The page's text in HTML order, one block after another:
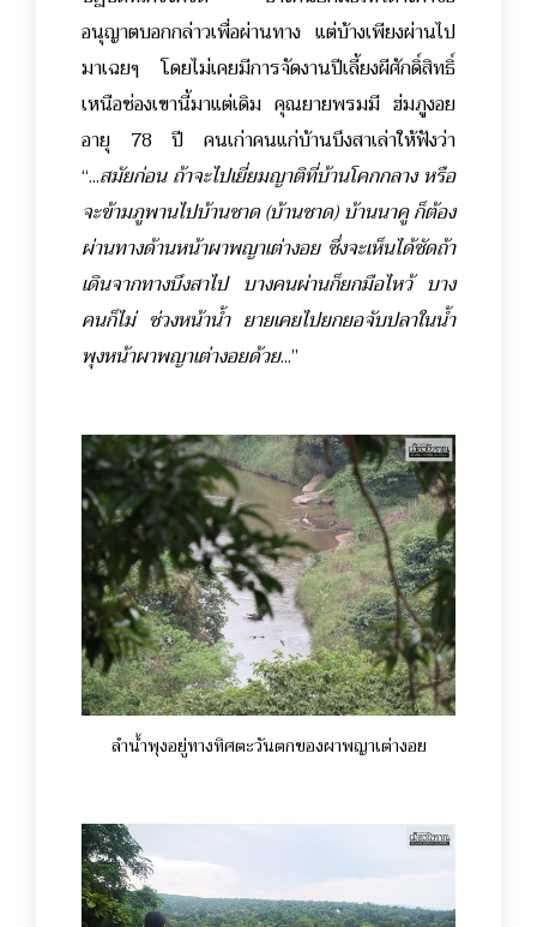
อนุญาตบอกกล่าวเพื่อผ่านทาง แต่บ้างเพียงผ่านไป
มาเฉยๆ โดยไม่เคยมีการจัดงานปีเลี้ยงผีศักดิ์สิทธิ์
เหนือช่องเขานี้มาแต่เดิม คุณยายพรมมี ฮ่มภูงอย
อายุ 78 ปี คนเก่าคนแก่บ้านบึงสาเล่าให้ฟังว่า
“...สมัยก่อน ถ้าจะไปเยี่ยมญาติที่บ้านโคกกลาง หรือ
จะข้ามภูพานไปบ้านซาด (บ้านชาด) บ้านนาคู ก็ต้อง
ผ่านทางด้านหน้าผาพญาเต่างอย ซึ่งจะเห็นได้ชัดถ้า
เดินจากทางบึงสาไป บางคนผ่านก็ยกมือไหว้ บาง
คนก็ไม่ ช่วงหน้าน้ำ ยายเคยไปยกยอจับปลาในน้ำ
พุงหน้าผาพญาเต่างอยด้วย...”
ลำน้ำพุงอยู่ทางทิศตะวันตกของผาพญาเต่างอย